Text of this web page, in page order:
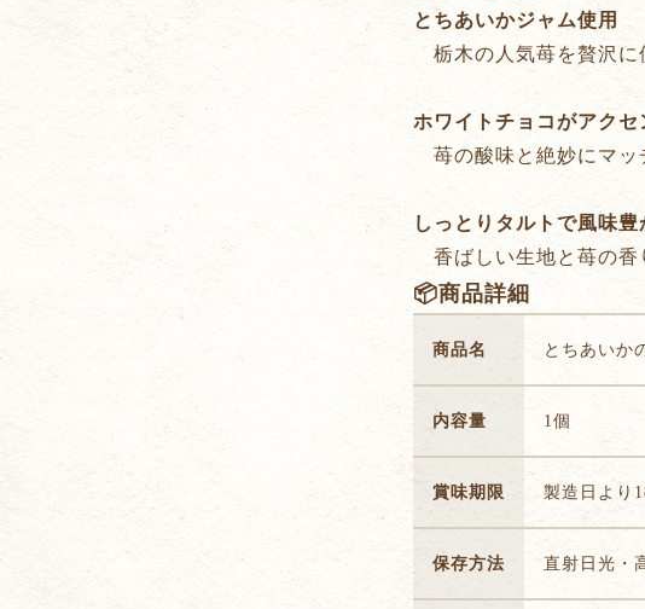
とちあいかジャム使用
栃木の人気苺を贅沢に
ホワイトチョコがアクセ
苺の酸味と絶妙にマッ
しっとりタルトで風味豊
香ばしい生地と苺の香
📦商品詳細
商品名 とちあいか
内容量 1個
賞味期限 製造日より
保存方法 直射日光・